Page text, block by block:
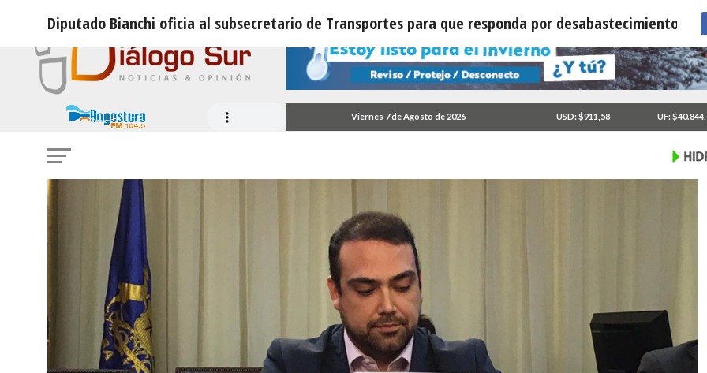
Viernes 7 de Agosto de 2026 USD: $911,58 UF:
Diputado Bianchi oficia al subsecretario de Transportes para que responda por desabastecimiento